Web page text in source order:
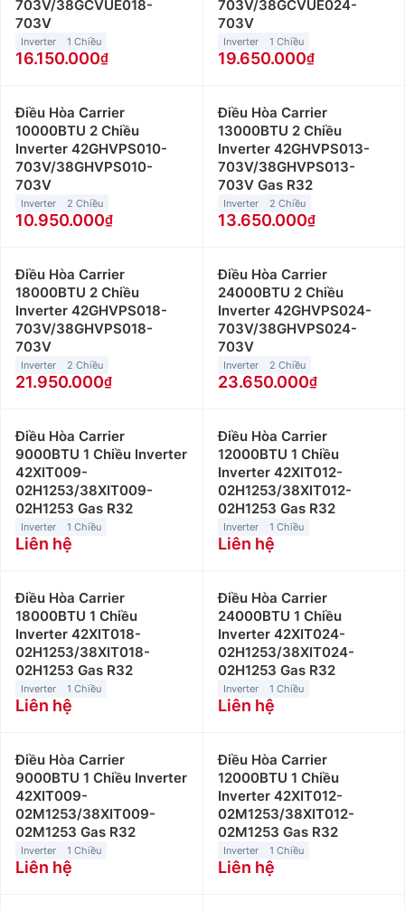
703V/38GCVUE018-
703V
Inverter 1 Chiều
16.150.000
703V/38GCVUE024-
703V
Inverter 1 Chiều
19.650.000
Điều Hòa Carrier
10000BTU 2 Chiều
Inverter 42GHVPS010-
703V/38GHVPS010-
703V
Inverter 2 Chiều
10.950.000
Điều Hòa Carrier
13000BTU 2 Chiều
Inverter 42GHVPS013-
703V/38GHVPS013-
703V Gas R32
Inverter 2 Chiều
13.650.000
Điều Hòa Carrier
18000BTU 2 Chiều
Inverter 42GHVPS018-
703V/38GHVPS018-
703V
Inverter 2 Chiều
21.950.000
Điều Hòa Carrier
24000BTU 2 Chiều
Inverter 42GHVPS024-
703V/38GHVPS024-
703V
Inverter 2 Chiều
23.650.000
Điều Hòa Carrier
9000BTU 1 Chiều Inverter
42XIT009-
02H1253/38XIT009-
02H1253 Gas R32
Inverter 1 Chiều
Liên hệ
Điều Hòa Carrier
12000BTU 1 Chiều
Inverter 42XIT012-
02H1253/38XIT012-
02H1253 Gas R32
Inverter 1 Chiều
Liên hệ
Điều Hòa Carrier
18000BTU 1 Chiều
Inverter 42XIT018-
02H1253/38XIT018-
02H1253 Gas R32
Inverter 1 Chiều
Liên hệ
Điều Hòa Carrier
24000BTU 1 Chiều
Inverter 42XIT024-
02H1253/38XIT024-
02H1253 Gas R32
Inverter 1 Chiều
Liên hệ
Điều Hòa Carrier
9000BTU 1 Chiều Inverter
42XIT009-
02M1253/38XIT009-
02M1253 Gas R32
Inverter 1 Chiều
Liên hệ
Điều Hòa Carrier
12000BTU 1 Chiều
Inverter 42XIT012-
02M1253/38XIT012-
02M1253 Gas R32
Inverter 1 Chiều
Liên hệ